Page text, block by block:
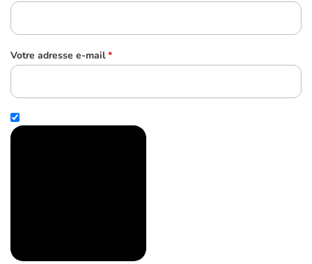
Votre adresse e-mail *